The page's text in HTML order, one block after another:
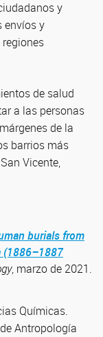
y
envíos y
de salud
a las personas
de la
barrios más
Vicente,
burials from
(1886–1887
, marzo de 2021.
Químicas.
Antropología